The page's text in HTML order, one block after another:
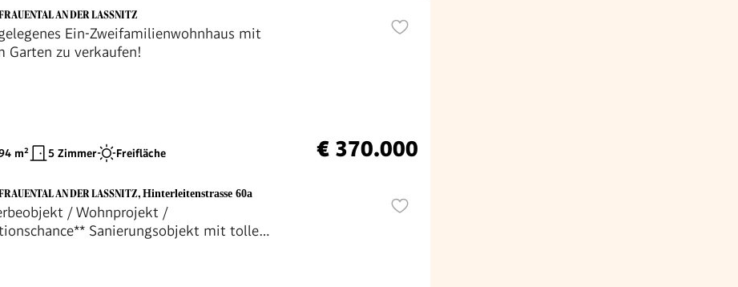
AN DER LASSNITZ
Ein-Zweifamilienwohnhaus mit
Garten zu verkaufen!
m² 5 Zimmer Freifläche € 370.000
AN DER LASSNITZ , Hinterleitenstrasse 60a
/ Wohnprojekt /
Sanierungsobjekt mit toller